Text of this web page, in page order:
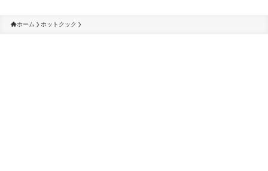
ホーム ホットクック